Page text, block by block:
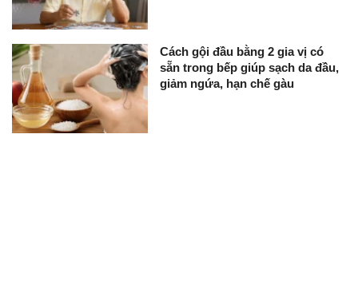
Cách gội đầu bằng 2 gia vị có
sẵn trong bếp giúp sạch da đầu,
giảm ngứa, hạn chế gàu